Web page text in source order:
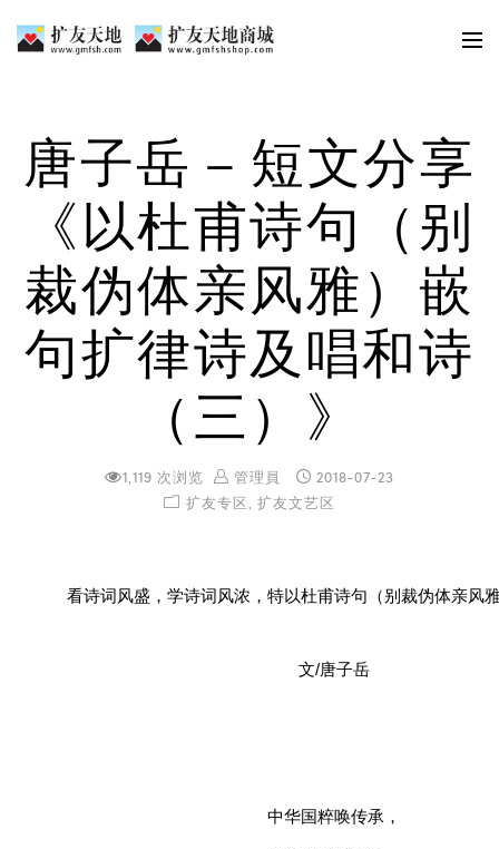
唐子岳 – 短文分享
《以杜甫诗句（别
裁伪体亲风雅）嵌
句扩律诗及唱和诗
（三）》
1,119 次浏览 管理員
2018-07-23
扩友专区, 扩友文艺区
看诗词风盛，学诗词风浓，特以杜甫诗句（别裁伪体亲风
文/唐子岳
中华国粹唤传承，